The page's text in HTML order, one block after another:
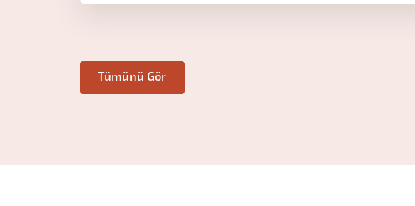
Tümünü Gör